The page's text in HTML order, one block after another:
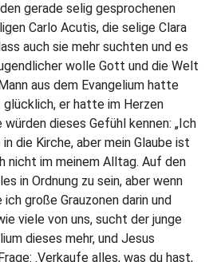
gerade selig gesprochenen
Carlo Acutis, die selige Clara
auch sie mehr suchten und es
wolle Gott und die Welt
aus dem Evangelium hatte
er hatte im Herzen
würden dieses Gefühl kennen: „Ich
die Kirche, aber mein Glaube ist
nicht im meinem Alltag. Auf den
in Ordnung zu sein, aber wenn
große Grauzonen darin und
viele von uns, sucht der junge
dieses mehr, und Jesus
‚Verkaufe alles, was du hast,